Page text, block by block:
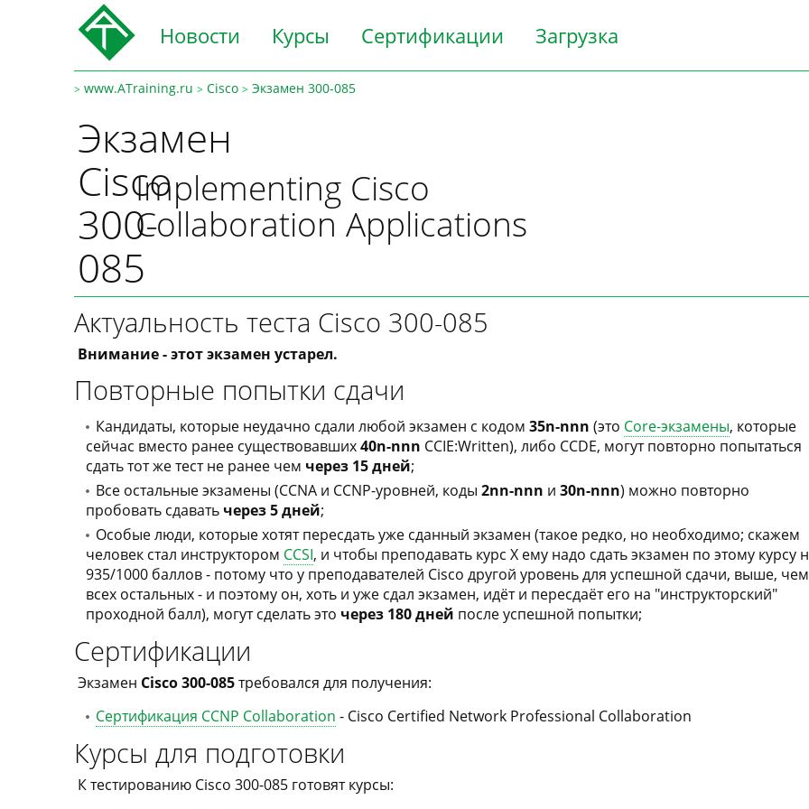
Новости Курсы Сертификации Загрузка
> www.ATraining.ru > Cisco > Экзамен 300-085
Экзамен
Cisco
300-
085
Implementing Cisco
Collaboration Applications
Актуальность теста Cisco 300-085
Внимание - этот экзамен устарел.
Повторные попытки сдачи
Кандидаты, которые неудачно сдали любой экзамен с кодом 35n-nnn (это Core-экзамены, которые
сейчас вместо ранее существовавших40n-nnn CCIE:Written), либо CCDE, могут повторно попытаться
сдать тот же тест не ранее чем через 15 дней;
Все остальные экзамены (CCNA и CCNP-уровней, коды 2nn-nnn и 30n-nnn) можно повторно
пробовать сдавать через 5 дней;
Особые люди, которые хотят пересдать уже сданный экзамен (такое редко, но необходимо; скажем
человек стал инструктором CCSI, и чтобы преподавать курс X ему надо сдать экзамен по этому курсу
935/1000 баллов - потому что у преподавателей Cisco другой уровень для успешной сдачи, выше,
всех остальных - и поэтому он, хоть и уже сдал экзамен, идёт и пересдаёт его на "инструкторский"
проходной балл), могут сделать это через 180 дней после успешной попытки;
Сертификации
Экзамен Cisco 300-085требовался для получения:
Сертификация CCNP Collaboration - Cisco Certified Network Professional Collaboration
Курсы для подготовки
К тестированию Cisco 300-085 готовят курсы: